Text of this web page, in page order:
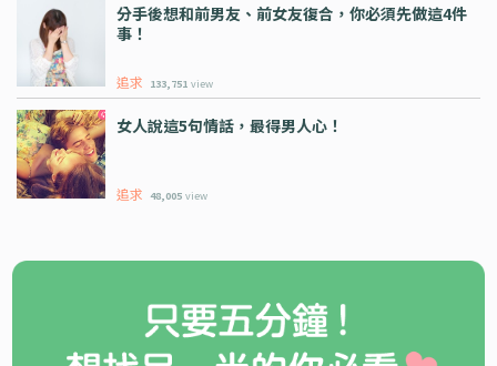
分手後想和前男友、前女友復合，你必須先做這4件
事！
追求 133,751 view
女人說這5句情話，最得男人心！
追求 48,005 view